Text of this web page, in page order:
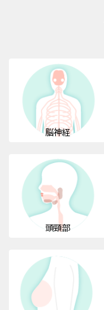
脳神経
頭頸部